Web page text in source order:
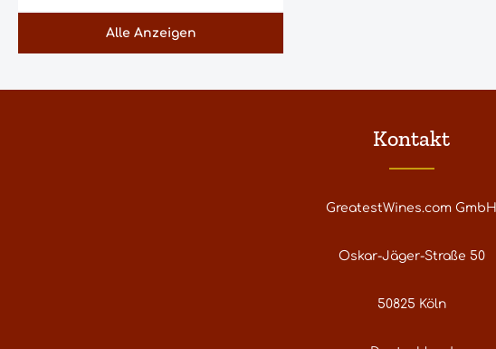
Alle Anzeigen
Kontakt
GreatestWines.com GmbH
Oskar-Jäger-Straße 50
50825 Köln